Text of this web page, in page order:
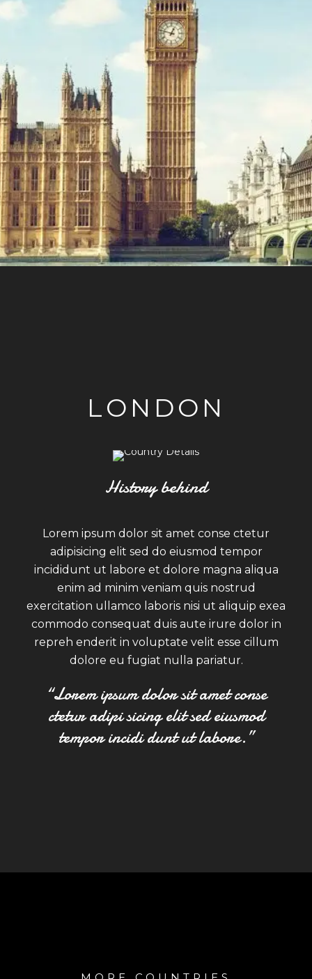
LONDON
History behind
Lorem ipsum dolor sit amet conse ctetur
adipisicing elit sed do eiusmod tempor
incididunt ut labore et dolore magna aliqua
enim ad minim veniam quis nostrud
exercitation ullamco laboris nisi ut aliquip exea
commodo consequat duis aute irure dolor in
repreh enderit in voluptate velit esse cillum
dolore eu fugiat nulla pariatur.
“Lorem ipsum dolor sit amet conse
ctetur adipi sicing elit sed eiusmod
tempor incidi dunt ut labore.”